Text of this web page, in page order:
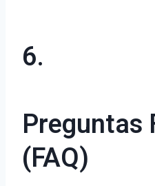
6.
Preguntas
(FAQ)